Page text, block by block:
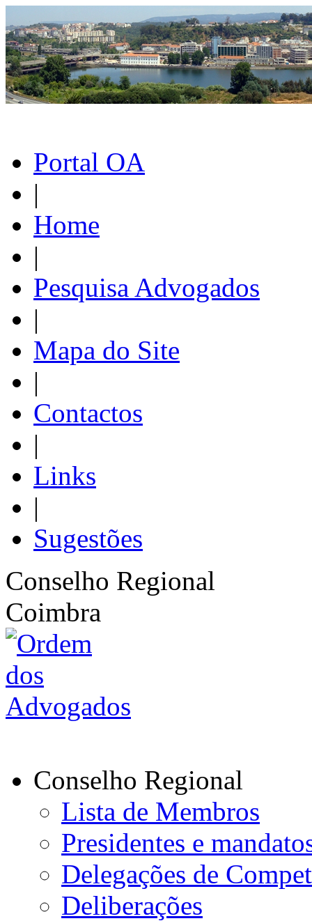
Portal OA
|
Home
|
Pesquisa Advogados
|
Mapa do Site
|
Contactos
|
Links
|
Sugestões
Conselho Regional
Coimbra
Conselho Regional
Lista de Membros
Presidentes e
Delegações de
Deliberações